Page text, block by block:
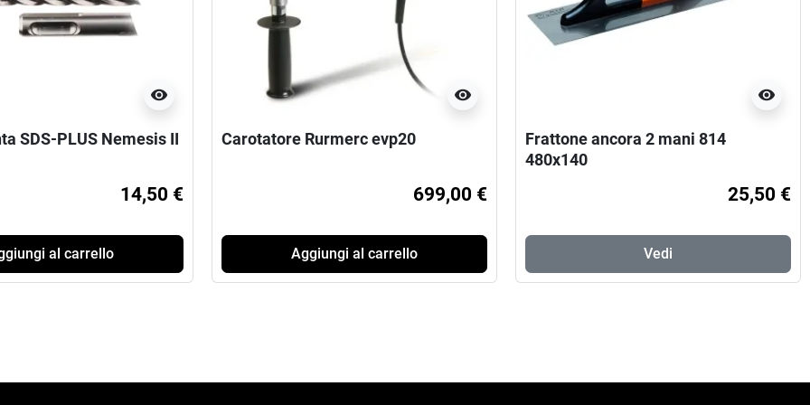
visibility
SDS-PLUS Nemesis II
14,50 €
al carrello
visibility
Carotatore Rurmerc evp20
699,00 €
Aggiungi al carrello
visibility
Frattone ancora 2 mani 814
480x140
25,50 €
Vedi